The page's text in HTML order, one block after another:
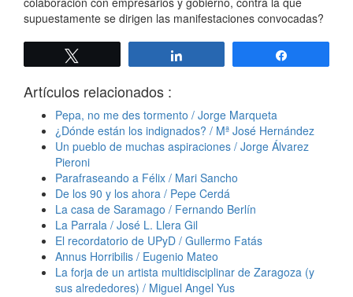
supuestamente se dirigen las manifestaciones convocadas?
Artículos relacionados :
Pepa, no me des tormento / Jorge Marqueta
¿Dónde están los indignados? / Mª José Hernández
Un pueblo de muchas aspiraciones / Jorge Álvarez
Pieroni
Parafraseando a Félix / Mari Sancho
De los 90 y los ahora / Pepe Cerdá
La casa de Saramago / Fernando Berlín
La Parrala / José L. Llera Gil
El recordatorio de UPyD / Gullermo Fatás
Annus Horribilis / Eugenio Mateo
La forja de un artista multidisciplinar de Zaragoza (y
sus alrededores) / Miguel Angel Yus